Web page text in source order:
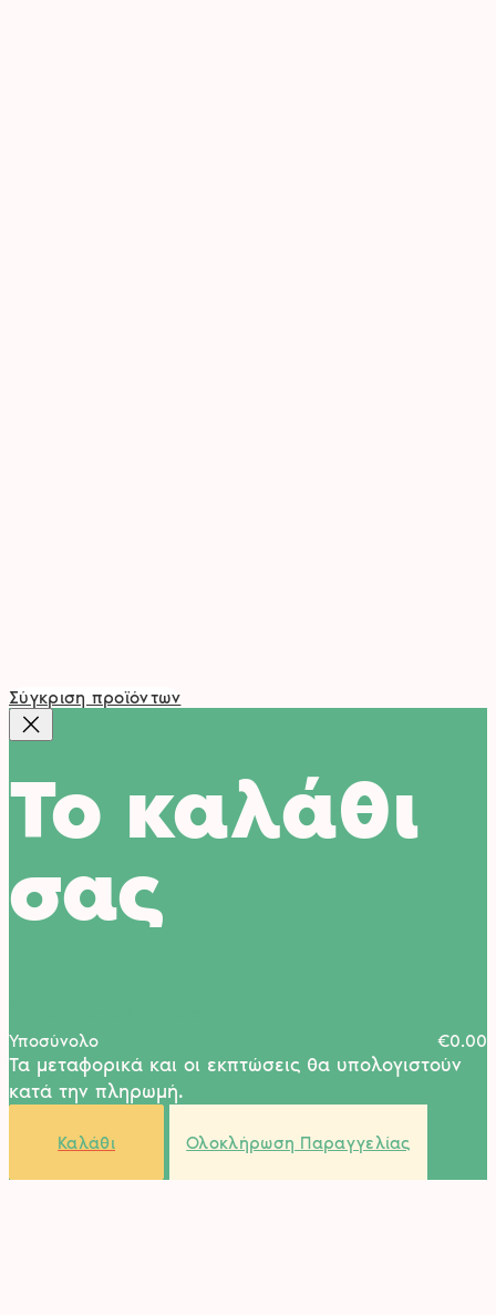
Σύγκριση προϊόντων
Το καλάθι
σας
Προϊόντα
στο
Υποσύνολο
€0.00
Τα μεταφορικά και οι εκπτώσεις θα υπολογιστούν
κατά την πληρωμή.
Καλάθι Ολοκλήρωση Παραγγελίας